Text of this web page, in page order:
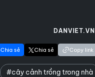
DANVIET.VN
Chia sẻ Chia sẻ Copy link
#cây cảnh trồng trong nhà